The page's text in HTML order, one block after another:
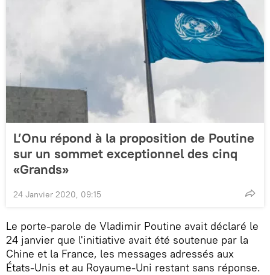
L’Onu répond à la proposition de Poutine
sur un sommet exceptionnel des cinq
«Grands»
24 Janvier 2020, 09:15
Le porte-parole de Vladimir Poutine avait déclaré le
24 janvier que l'initiative avait été soutenue par la
Chine et la France, les messages adressés aux
États-Unis et au Royaume-Uni restant sans réponse.